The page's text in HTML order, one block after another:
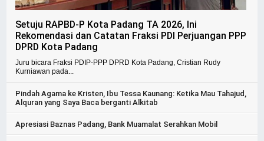
Setuju RAPBD-P Kota Padang TA 2026, Ini
Rekomendasi dan Catatan Fraksi PDI Perjuangan PPP
DPRD Kota Padang
Juru bicara Fraksi PDIP-PPP DPRD Kota Padang, Cristian Rudy
Kurniawan pada...
Pindah Agama ke Kristen, Ibu Tessa Kaunang: Ketika Mau Tahajud,
Alquran yang Saya Baca berganti Alkitab
Apresiasi Baznas Padang, Bank Muamalat Serahkan Mobil